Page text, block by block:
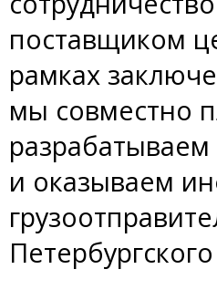
поставщиком
рамках
мы совместно
и оказываем